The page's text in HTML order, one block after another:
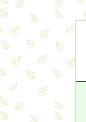
Skip
to
content